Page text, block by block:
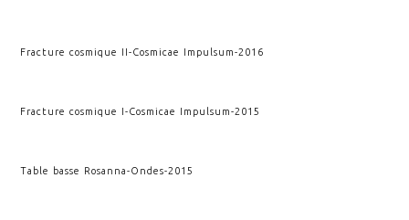
Fracture cosmique II-Cosmicae Impulsum-2016
Fracture cosmique I-Cosmicae Impulsum-2015
Table basse Rosanna-Ondes-2015